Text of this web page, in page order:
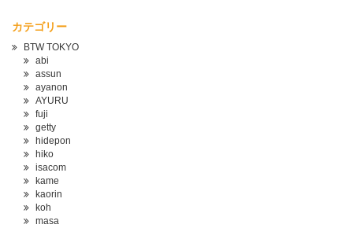
カテゴリー
BTW TOKYO
abi
assun
ayanon
AYURU
fuji
getty
hidepon
hiko
isacom
kame
kaorin
koh
masa